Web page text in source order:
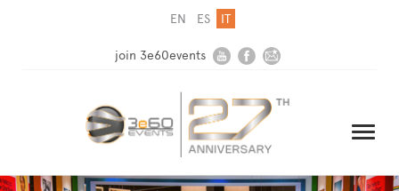
EN ES IT
join 3e60events